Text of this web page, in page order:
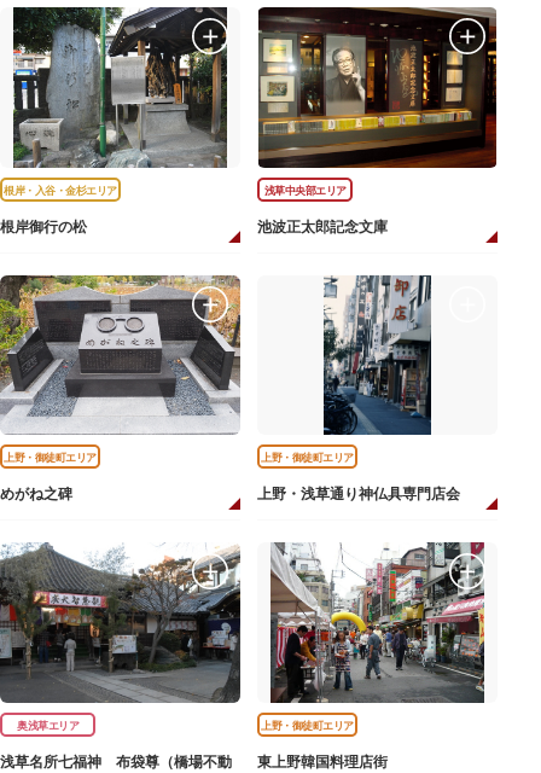
根岸・入谷・金杉エリア
根岸御行の松
浅草中央部エリア
池波正太郎記念文庫
上野・御徒町エリア
めがね之碑
上野・御徒町エリア
上野・浅草通り神仏具専門店会
奥浅草エリア
浅草名所七福神 布袋尊（橋場不動
上野・御徒町エリア
東上野韓国料理店街